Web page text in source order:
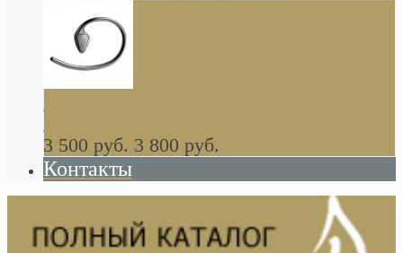
Khala Colombo аксессуары (серия) В
НАЛИЧИИ
3 500 руб. 3 800 руб.
Контакты